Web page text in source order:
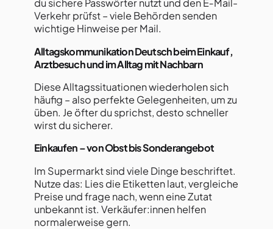
du sichere Passwörter nutzt und den E‑Mail-
Verkehr prüfst – viele Behörden senden
wichtige Hinweise per Mail.
Alltagskommunikation Deutsch beim Einkauf,
Arztbesuch und im Alltag mit Nachbarn
Diese Alltagssituationen wiederholen sich
häufig – also perfekte Gelegenheiten, um zu
üben. Je öfter du sprichst, desto schneller
wirst du sicherer.
Einkaufen – von Obst bis Sonderangebot
Im Supermarkt sind viele Dinge beschriftet.
Nutze das: Lies die Etiketten laut, vergleiche
Preise und frage nach, wenn eine Zutat
unbekannt ist. Verkäufer:innen helfen
normalerweise gern.